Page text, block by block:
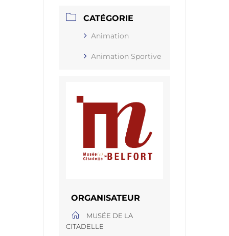
CATÉGORIE
Animation
Animation Sportive
ORGANISATEUR
MUSÉE DE LA
CITADELLE